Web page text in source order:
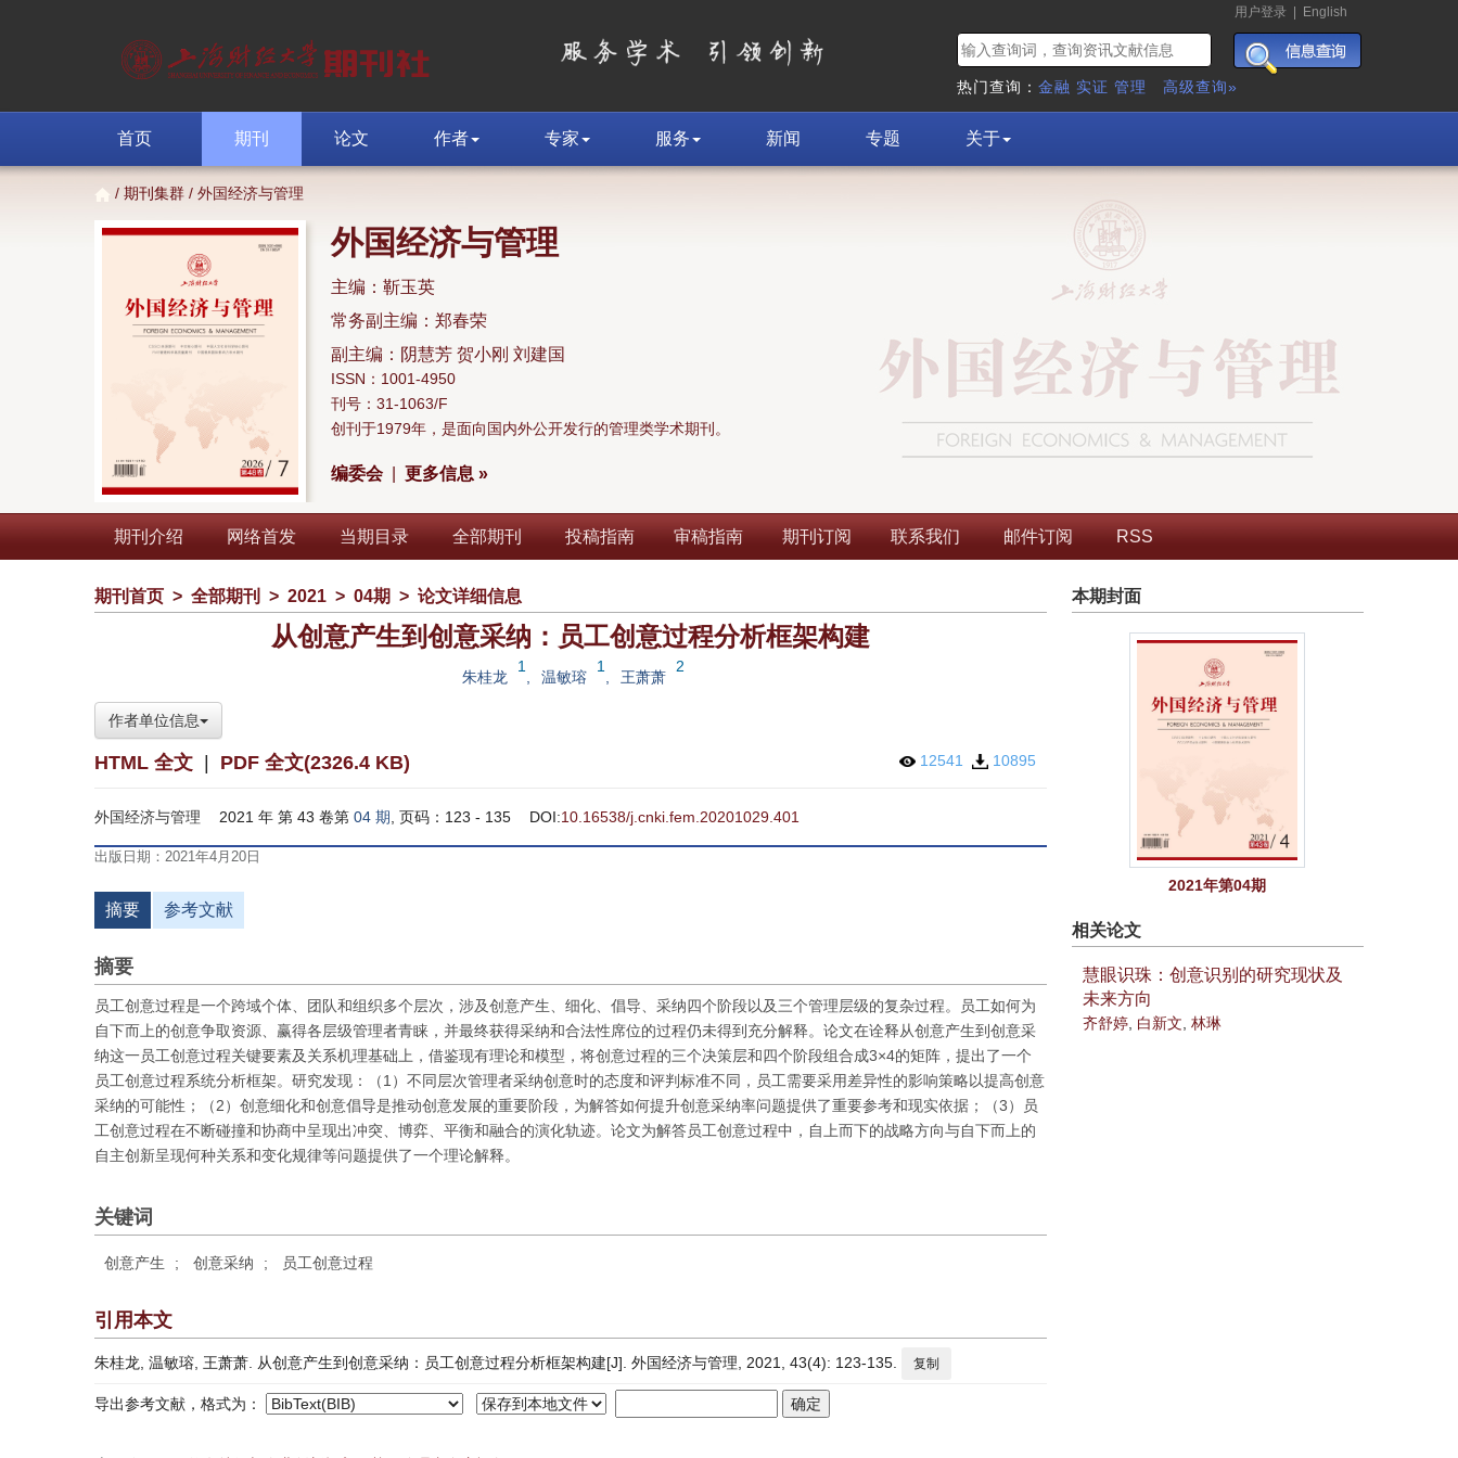
用户登录 English
热门查询： 金融 实证 管理 高级查询»
首页 期刊 论文 作者 专家 服务 新闻 专题 关于
/ 期刊集群 / 外国经济与管理
外国经济与管理
主编：靳玉英
常务副主编：郑春荣
副主编：阴慧芳 贺小刚 刘建国
ISSN：1001-4950
刊号：31-1063/F
创刊于1979年，是面向国内外公开发行的管理类学术期刊。
编委会| 更多信息 »
期刊介绍 网络首发 当期目录 全部期刊 投稿指南 审稿指南 期刊订阅 联系我们 邮件订阅 RSS
期刊首页 > 全部期刊 > 2021 > 04期 > 论文详细信息
从创意产生到创意采纳：员工创意过程分析框架构建
朱桂龙
1
温敏瑢
1
王萧萧
2
作者单位信息
HTML 全文 PDF 全文(2326.4 KB) 12541 10895
外国经济与管理 2021 年 第 43 卷第 04 期 , 页码：123 - 135 DOI:10.16538/j.cnki.fem.20201029.401
出版日期：2021年4月20日
摘要 参考文献
摘要
员工创意过程是一个跨域个体、团队和组织多个层次，涉及创意产生、细化、倡导、采纳四个阶段以及三个管理层级的复杂过程。员工如何为
自下而上的创意争取资源、赢得各层级管理者青睐，并最终获得采纳和合法性席位的过程仍未得到充分解释。论文在诠释从创意产生到创意采
纳这一员工创意过程关键要素及关系机理基础上，借鉴现有理论和模型，将创意过程的三个决策层和四个阶段组合成3×4的矩阵，提出了一个
员工创意过程系统分析框架。研究发现：（1）不同层次管理者采纳创意时的态度和评判标准不同，员工需要采用差异性的影响策略以提高创意
采纳的可能性；（2）创意细化和创意倡导是推动创意发展的重要阶段，为解答如何提升创意采纳率问题提供了重要参考和现实依据；（3）员
工创意过程在不断碰撞和协商中呈现出冲突、博弈、平衡和融合的演化轨迹。论文为解答员工创意过程中，自上而下的战略方向与自下而上的
自主创新呈现何种关系和变化规律等问题提供了一个理论解释。
关键词
创意产生 ; 创意采纳 ; 员工创意过程
引用本文
朱桂龙, 温敏瑢, 王萧萧. 从创意产生到创意采纳：员工创意过程分析框架构建[J]. 外国经济与管理, 2021, 43(4): 123-135. 复制
导出参考文献，格式为：
本期封面
2021年第04期
相关论文
慧眼识珠：创意识别的研究现状及
未来方向
齐舒婷, 白新文 林琳